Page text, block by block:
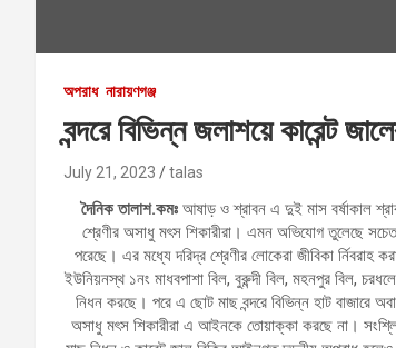
অপরাধ নারায়ণগঞ্জ
বন্দরে বিভিন্ন জলাশয়ে কারেন্ট
July 21, 2023 talas
দৈনিকতালাশ.কমঃআষাড় ও শ্রাবন এ দুই মাস বর্ষাকাল
শ্রেণীর অসাধু মৎস শিকারীরা। এমন অভিযোগ তুলেছে সচেতন
পরেছে। এর মধ্যে দরিদ্র শ্রেণীর লোকেরা জীবিকা র্নিবরাহ
ইউনিয়নস্থ ১নং মাধবপাশা বিল, বুরুন্দী বিল, মহনপুর বিল,
নিধন করছে। পরে এ ছোট মাছ বন্দরে বিভিন্ন হাট বাজারে
অসাধু মৎস শিকারীরা এ আইনকে তোয়াক্কা করছে না।